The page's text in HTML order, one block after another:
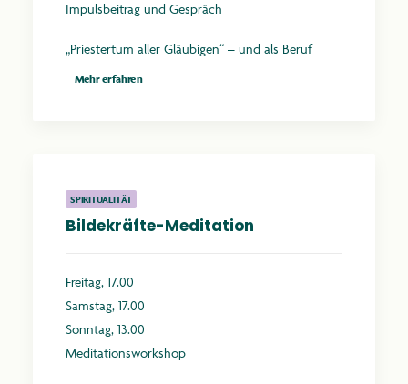
Impulsbeitrag und Gespräch
„Priestertum aller Gläubigen“ – und als Beruf
Mehr erfahren
SPIRITUALITÄT
Bildekräfte-Meditation
Freitag, 17.00
Samstag, 17.00
Sonntag, 13.00
Meditationsworkshop